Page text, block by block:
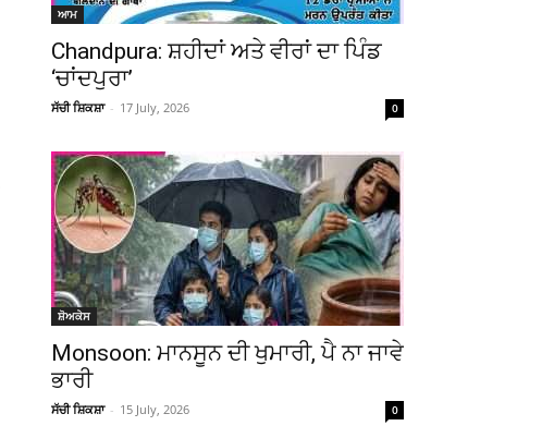
ਆਮ
Chandpura: ਸ਼ਹੀਦਾਂ ਅਤੇ ਵੀਰਾਂ ਦਾ ਪਿੰਡ
‘ਚਾਂਦਪੁਰਾ’
ਸੱਚੀ ਸ਼ਿਕਸ਼ਾ - 17 July, 2026 0
ਸ਼ੋਅਕੇਸ
Monsoon: ਮਾਨਸੂਨ ਦੀ ਖੁਮਾਰੀ, ਪੈ ਨਾ ਜਾਵੇ
ਭਾਰੀ
ਸੱਚੀ ਸ਼ਿਕਸ਼ਾ - 15 July, 2026 0